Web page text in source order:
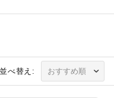
並べ替え: